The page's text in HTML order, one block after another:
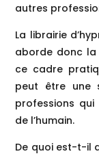
autres
La librairie
aborde donc la
ce cadre
peut être une
professions
de l’humain.
De quoi est-t-il